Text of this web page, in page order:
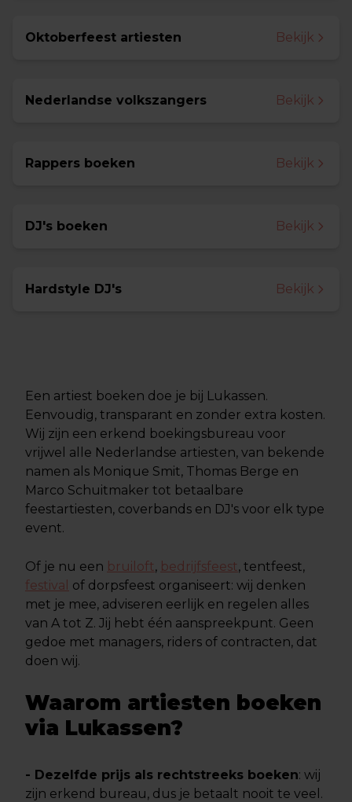
Oktoberfeest artiesten Bekijk
Nederlandse volkszangers Bekijk
Rappers boeken Bekijk
DJ's boeken Bekijk
Hardstyle DJ's Bekijk
Een artiest boeken doe je bij Lukassen.
Eenvoudig, transparant en zonder extra kosten.
Wij zijn een erkend boekingsbureau voor
vrijwel alle Nederlandse artiesten, van bekende
namen als Monique Smit, Thomas Berge en
Marco Schuitmaker tot betaalbare
feestartiesten, coverbands en DJ's voor elk type
event.
Of je nu een bruiloft, bedrijfsfeest, tentfeest,
festival of dorpsfeest organiseert: wij denken
met je mee, adviseren eerlijk en regelen alles
van A tot Z. Jij hebt één aanspreekpunt. Geen
gedoe met managers, riders of contracten, dat
doen wij.
Waarom artiesten boeken
via Lukassen?
- Dezelfde prijs als rechtstreeks boeken: wij
zijn erkend bureau, dus je betaalt nooit te veel.